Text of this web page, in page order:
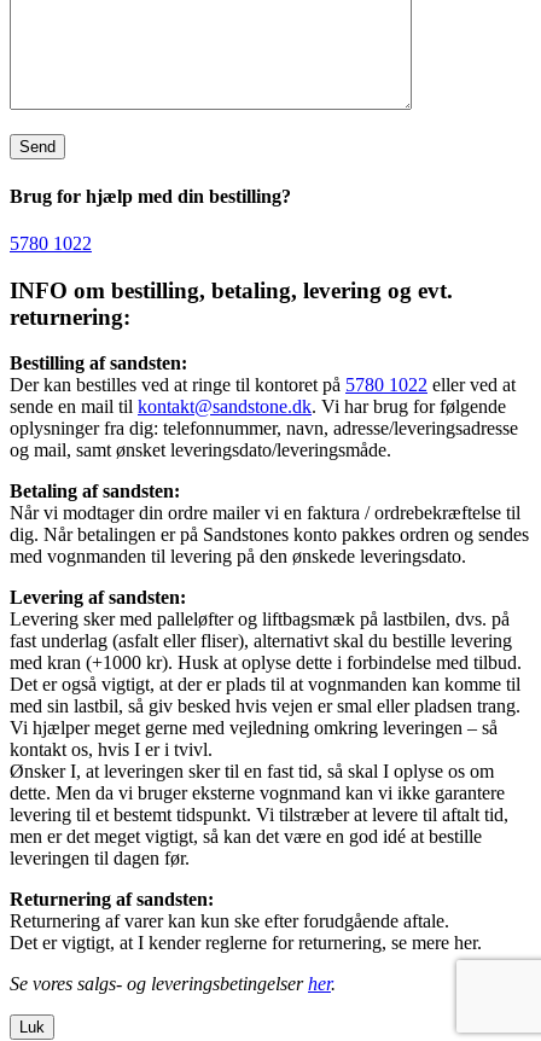
Brug for hjælp med din bestilling?
5780 1022
INFO om bestilling, betaling, levering og evt.
returnering:
Bestilling af sandsten:
Der kan bestilles ved at ringe til kontoret på 5780 1022 eller ved at
sende en mail til kontakt@sandstone.dk. Vi har brug for følgende
oplysninger fra dig: telefonnummer, navn, adresse/leveringsadresse
og mail, samt ønsket leveringsdato/leveringsmåde.
Betaling af sandsten:
Når vi modtager din ordre mailer vi en faktura / ordrebekræftelse til
dig. Når betalingen er på Sandstones konto pakkes ordren og sendes
med vognmanden til levering på den ønskede leveringsdato.
Levering af sandsten:
Levering sker med palleløfter og liftbagsmæk på lastbilen, dvs. på
fast underlag (asfalt eller fliser), alternativt skal du bestille levering
med kran (+1000 kr). Husk at oplyse dette i forbindelse med tilbud.
Det er også vigtigt, at der er plads til at vognmanden kan komme til
med sin lastbil, så giv besked hvis vejen er smal eller pladsen trang.
Vi hjælper meget gerne med vejledning omkring leveringen – så
kontakt os, hvis I er i tvivl.
Ønsker I, at leveringen sker til en fast tid, så skal I oplyse os om
dette. Men da vi bruger eksterne vognmand kan vi ikke garantere
levering til et bestemt tidspunkt. Vi tilstræber at levere til aftalt tid,
men er det meget vigtigt, så kan det være en god idé at bestille
leveringen til dagen før.
Returnering af sandsten:
Returnering af varer kan kun ske efter forudgående aftale.
Det er vigtigt, at I kender reglerne for returnering, se mere her.
Se vores salgs- og leveringsbetingelserher.
Luk